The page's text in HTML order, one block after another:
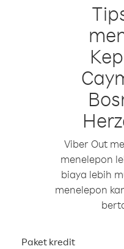
Viber Out
menelepon
biaya lebih
menelepon
Paket kredit